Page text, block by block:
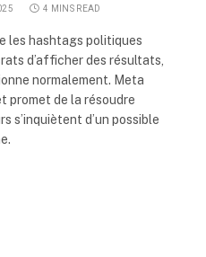
4 MINS READ
les hashtags politiques
d’afficher des résultats,
normalement. Meta
promet de la résoudre
s’inquiètent d’un possible